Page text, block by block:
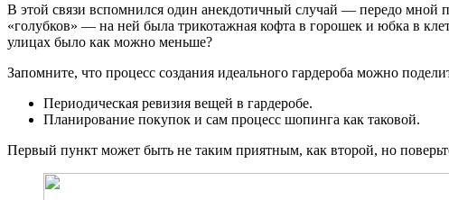
В этой связи вспомнился один анекдотичный случай — передо мной
«голубков» — на ней была трикотажная кофта в горошек и юбка в
улицах было как можно меньше?
Запомните, что процесс создания идеального гардероба можно
Периодическая ревизия вещей в гардеробе.
Планирование покупок и сам процесс шопинга как таковой.
Первый пункт может быть не таким приятным, как второй, но